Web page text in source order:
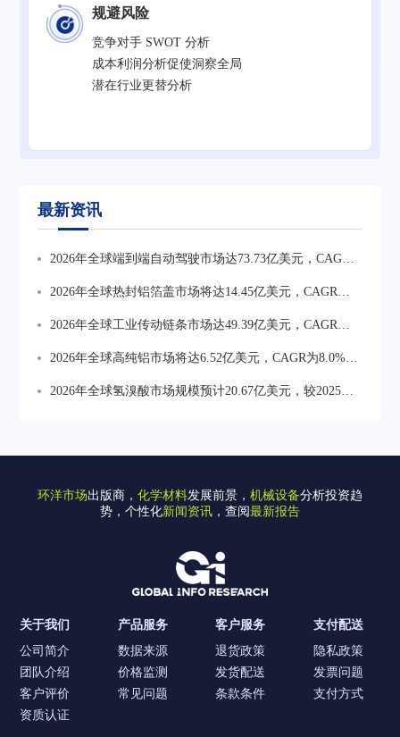
规避风险
竞争对手 SWOT 分析
成本利润分析促使洞察全局
潜在行业更替分析
最新资讯
2026年全球端到端自动驾驶市场达73.73亿美元，CAGR
壁垒。
2026年全球热封铝箔盖市场将达14.45亿美元，CAGR为
18%，化妆品及特殊包装占比约12%。
2026年全球工业传动链条市场达49.39亿美元，CAGR为
度长寿命产品。
2026年全球高纯铝市场将达6.52亿美元，CAGR为8.0%。
2026年全球氢溴酸市场规模预计20.67亿美元，较2025年
环洋市场出版商， 化学材料发展前景， 机械设备分析投资趋
势，个性化新闻资讯 ，查阅最新报告
关于我们
公司简介
团队介绍
客户评价
资质认证
产品服务
数据来源
价格监测
常见问题
客户服务
退货政策
发货配送
条款条件
支付配送
隐私政策
发票问题
支付方式